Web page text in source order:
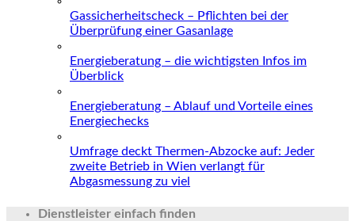
Gassicherheitscheck – Pflichten bei der
Überprüfung einer Gasanlage
Energieberatung – die wichtigsten Infos im
Überblick
Energieberatung – Ablauf und Vorteile eines
Energiechecks
Umfrage deckt Thermen-Abzocke auf: Jeder
zweite Betrieb in Wien verlangt für
Abgasmessung zu viel
Dienstleister einfach finden